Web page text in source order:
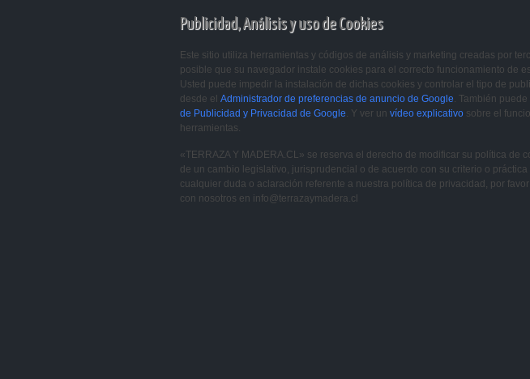
Publicidad, Análisis y uso de Cookies
Este sitio utiliza herramientas y códigos de análisis y marketing creadas por
posible que su navegador instale cookies para el correcto funcionamiento de
Usted puede impedir la instalación de dichas cookies y controlar el tipo de
desde el Administrador de preferencias de anuncio de Google. También
de Publicidad y Privacidad de Google. Y ver un vídeo explicativo sobre el
herramientas.
«TERRAZA Y MADERA.CL» se reserva el derecho de modificar su política de
de un cambio legislativo, jurisprudencial o de acuerdo con su criterio o
cualquier duda o aclaración referente a nuestra política de privacidad, por
con nosotros en info@terrazaymadera.cl